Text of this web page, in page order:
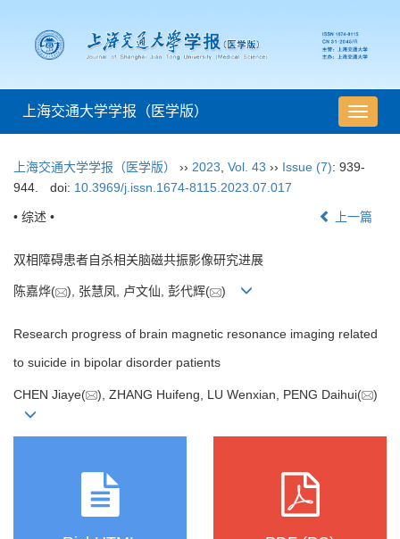
导
航
换
上海交通大学学报（医学版）
上海交通大学学报（医学版） ›› 2023 Vol. 43 ›› Issue (7): 939-
944.
doi: 10.3969/j.issn.1674-8115.2023.07.017
• 综述 • 上一篇
双相障碍患者自杀相关脑磁共振影像研究进展
陈嘉烨( ), 张慧凤, 卢文仙, 彭代辉( )
Research progress of brain magnetic resonance imaging related
to suicide in bipolar disorder patients
CHEN Jiaye( ), ZHANG Huifeng, LU Wenxian, PENG Daihui( )